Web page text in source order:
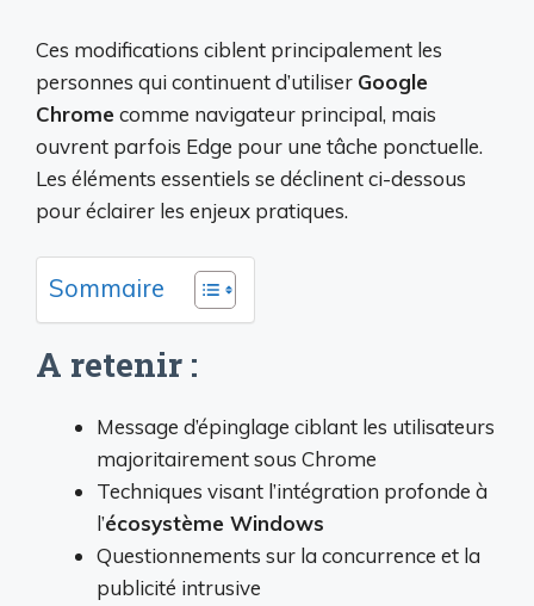
Ces modifications ciblent principalement les
personnes qui continuent d’utiliser Google
Chrome comme navigateur principal, mais
ouvrent parfois Edge pour une tâche ponctuelle.
Les éléments essentiels se déclinent ci-dessous
pour éclairer les enjeux pratiques.
Sommaire
A retenir :
Message d’épinglage ciblant les utilisateurs
majoritairement sous Chrome
Techniques visant l’intégration profonde à
l’écosystème Windows
Questionnements sur la concurrence et la
publicité intrusive